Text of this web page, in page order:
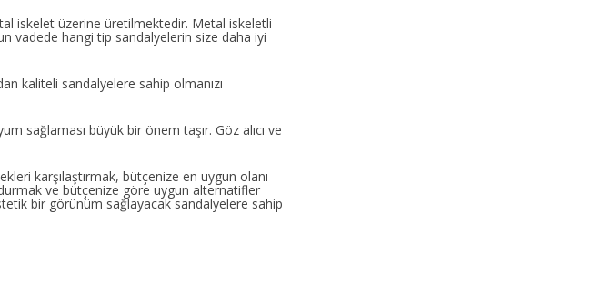
iskelet üzerine üretilmektedir. Metal iskeletli
vadede hangi tip sandalyelerin size daha iyi
kaliteli sandalyelere sahip olmanızı
sağlaması büyük bir önem taşır. Göz alıcı ve
karşılaştırmak, bütçenize en uygun olanı
ve bütçenize göre uygun alternatifler
bir görünüm sağlayacak sandalyelere sahip